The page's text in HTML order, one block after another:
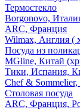
Термостекло
Borgonovo,
ARC, Франция
Wilmax, Англия (
Посуда из
MGline, Китай
Тики, Испания,
Chef &
Столовая посуда
ARC, Франция,